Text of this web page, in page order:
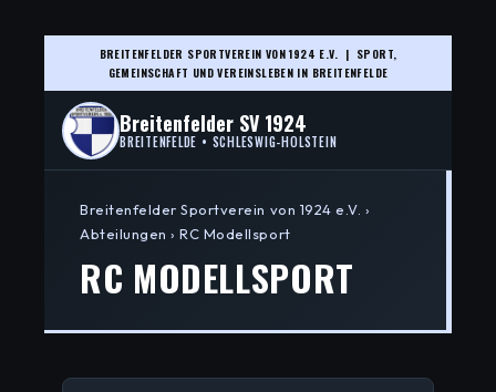
BREITENFELDER SPORTVEREIN VON 1924 E.V. | SPORT,
GEMEINSCHAFT UND VEREINSLEBEN IN BREITENFELDE
Breitenfelder SV 1924
BREITENFELDE • SCHLESWIG-HOLSTEIN
Breitenfelder Sportverein von 1924 e.V. ›
Abteilungen › RC Modellsport
RC MODELLSPORT